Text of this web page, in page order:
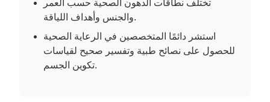
تختلف نطاقات الدهون الصحية حسب العمر
والجنس وأهداف اللياقة.
استشر دائمًا المتخصصين في الرعاية الصحية
للحصول على نصائح طبية وتفسير صحيح لقياسات
تكوين الجسم.